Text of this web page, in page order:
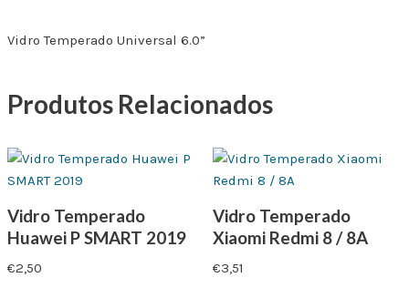
Vidro Temperado Universal 6.0”
Produtos Relacionados
Vidro Temperado
Huawei P SMART 2019
€2,50
Vidro Temperado
Xiaomi Redmi 8 / 8A
€3,51